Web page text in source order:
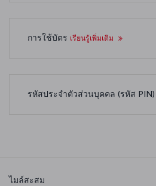
การใช้บัตร เรียนรู้เพิ่มเติม
รหัสประจำตัวส่วนบุคคล (รหัส PIN)
ไมล์สะสม